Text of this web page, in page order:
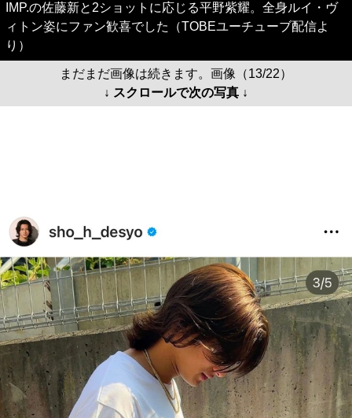
IMP.の佐藤新と2ショットに応じる平野紫耀。全身ルイ・ヴ
ィトン姿にファン歓喜でした（TOBEユーチューブ配信よ
り）
まだまだ画像は続きます。画像（13/22）
↓ スクロールで次の写真 ↓